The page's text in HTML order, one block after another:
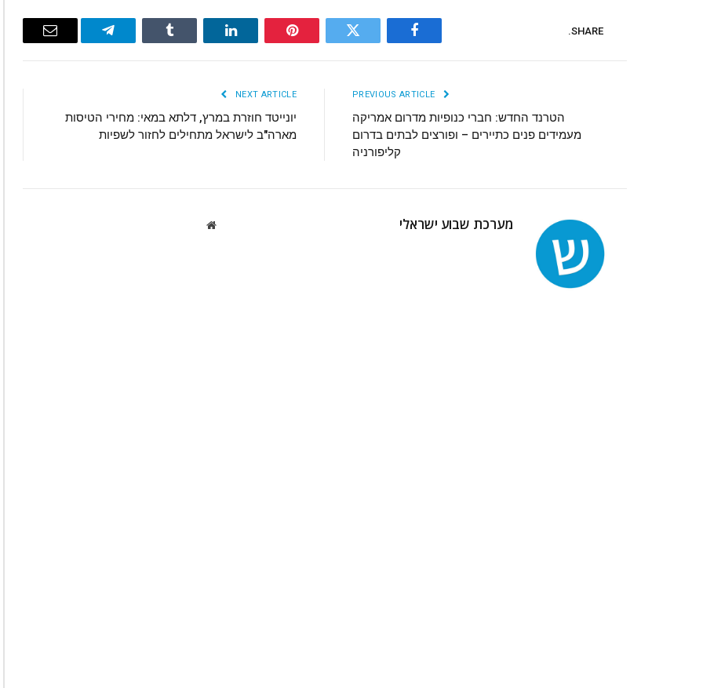
SHARE.
Facebook
Twitter
Pinterest
LinkedIn
Tumblr
Telegram
Email
הטרנד החדש: חברי כנופיות מדרום אמריקה
מעמידים פנים כתיירים – ופורצים לבתים בדרום
קליפורניה
NEXT ARTICLE
יונייטד חוזרת במרץ, דלתא במאי: מחירי הטיסות
מארה"ב לישראל מתחילים לחזור לשפיות
מערכת שבוע ישראלי Website